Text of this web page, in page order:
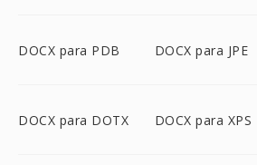
DOCX para PDB DOCX para JPE
DOCX para DOTX DOCX para XPS